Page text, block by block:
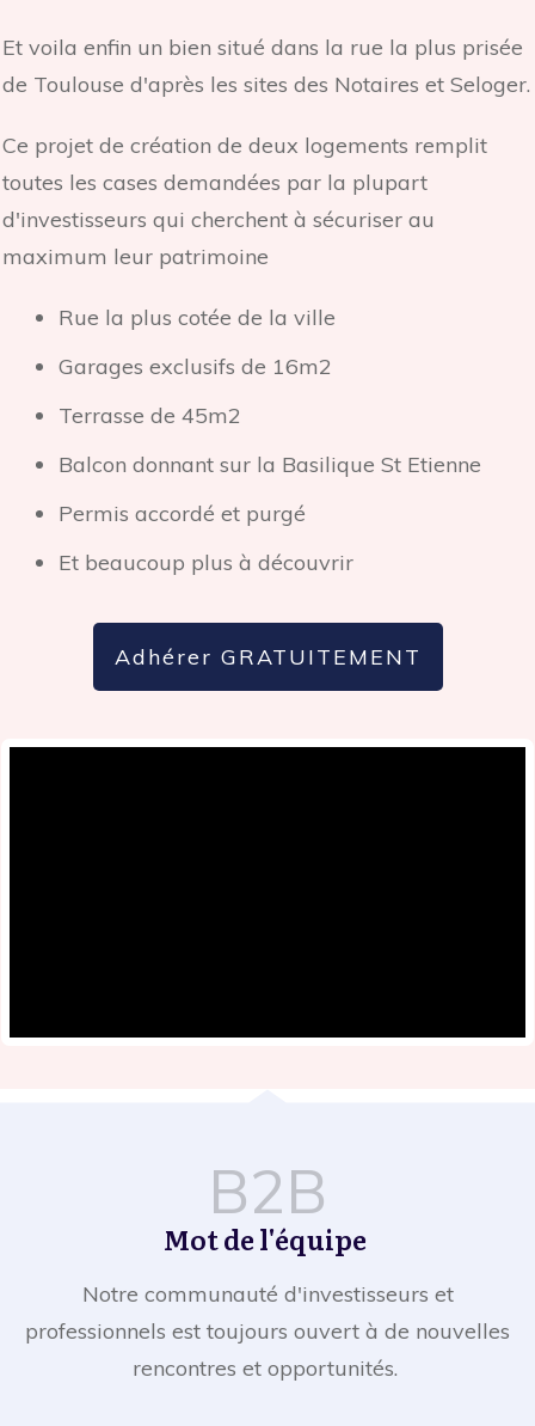
Et voila enfin un bien situé dans la rue la plus prisée
de Toulouse d'après les sites des Notaires et Seloger.
Ce projet de création de deux logements remplit
toutes les cases demandées par la plupart
d'investisseurs qui cherchent à sécuriser au
maximum leur patrimoine
Rue la plus cotée de la ville
Garages exclusifs de 16m2
Terrasse de 45m2
Balcon donnant sur la Basilique St Etienne
Permis accordé et purgé
Et beaucoup plus à découvrir
Adhérer GRATUITEMENT
B2B
Mot de l'équipe
Notre communauté d'investisseurs et
professionnels est toujours ouvert à de nouvelles
rencontres et opportunités.